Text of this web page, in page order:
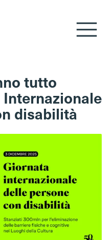
tutto
Internazionale
disabilità